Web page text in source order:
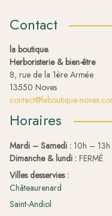
Contact
la boutique.
Herboristerie & bien-être
8, rue de la 1ère Armée
13550 Noves
contact@laboutique-
Horaires
Mardi – Samedi : 10h –
Dimanche & lundi : FERMÉ
Villes desservies :
Châteaurenard
Saint-Andiol